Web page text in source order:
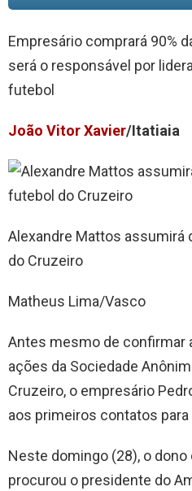
Empresário comprará 90%
será o responsável por
futebol
João Vitor Xavier/Itatiaia
Alexandre Mattos assumirá
do Cruzeiro
Matheus Lima/Vasco
Antes mesmo de confirmar
ações da Sociedade
Cruzeiro, o empresário
aos primeiros contatos
Neste domingo (28), o
procurou o presidente do